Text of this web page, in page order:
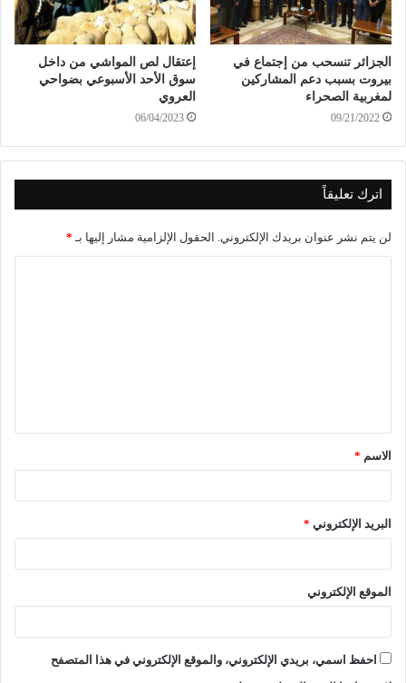
الجزائر تنسحب من إجتماع في
بيروت بسبب دعم المشاركين
لمغربية الصحراء
09/21/2022
إعتقال لص المواشي من داخل
سوق الأحد الأسبوعي بضواحي
العروي
06/04/2023
اترك تعليقاً
لن يتم نشر عنوان بريدك الإلكتروني. الحقول الإلزامية مشار إليها بـ *
الاسم *
البريد الإلكتروني *
الموقع الإلكتروني
احفظ اسمي، بريدي الإلكتروني، والموقع الإلكتروني في هذا المتصفح